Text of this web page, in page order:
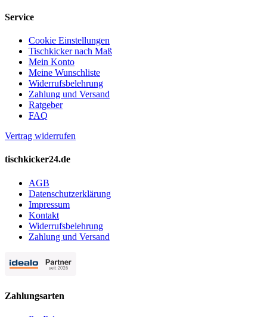
Service
Cookie Einstellungen
Tischkicker nach Maß
Mein Konto
Meine Wunschliste
Widerrufsbelehrung
Zahlung und Versand
Ratgeber
FAQ
Vertrag widerrufen
tischkicker24.de
AGB
Datenschutzerklärung
Impressum
Kontakt
Widerrufsbelehrung
Zahlung und Versand
Zahlungsarten